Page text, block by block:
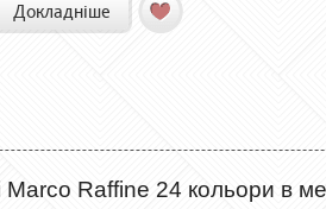
Докладніше
Marco Raffine 24 кольори в